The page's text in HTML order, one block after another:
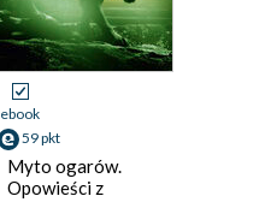
ebook
59 pkt
Myto ogarów.
Opowieści z